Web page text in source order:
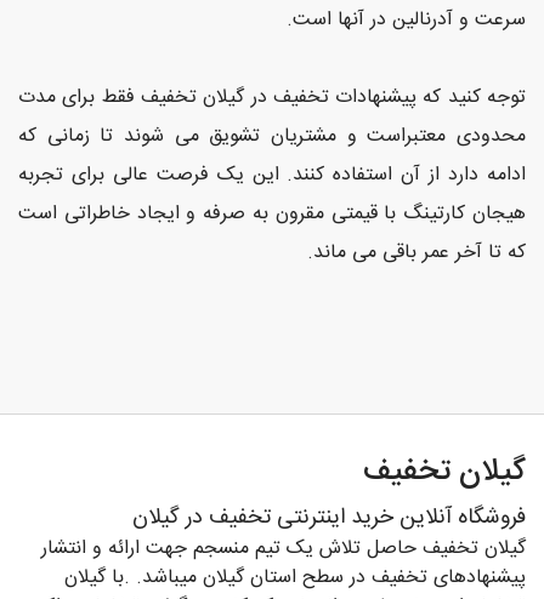
سرعت و آدرنالین در آنها است.
توجه کنید که پیشنهادات تخفیف در گیلان تخفیف فقط برای مدت
محدودی معتبراست و مشتریان تشویق می شوند تا زمانی که
ادامه دارد از آن استفاده کنند. این یک فرصت عالی برای تجربه
هیجان کارتینگ با قیمتی مقرون به صرفه و ایجاد خاطراتی است
که تا آخر عمر باقی می ماند.
گیلان تخفیف
فروشگاه آنلاین خرید اینترنتی تخفیف در گیلان
گیلان تخفیف حاصل تلاش یک تیم منسجم جهت ارائه و انتشار
پیشنهادهای تخفیف در سطح استان گیلان میباشد. .با گیلان